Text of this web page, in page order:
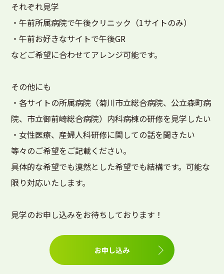
それぞれ見学
・午前所属病院で午後クリニック（1サイトのみ）
・午前お好きなサイトで午後GR
などご希望に合わせてアレンジ可能です。
その他にも
・各サイトの所属病院（菊川市立総合病院、公立森町病
院、市立御前崎総合病院）内科病棟の研修を見学したい
・女性医療、産婦人科研修に関しての話を聞きたい
等々のご希望をご記載ください。
具体的な希望でも漠然とした希望でも結構です。可能な
限り対応いたします。
見学のお申し込みをお待ちしております！
お申し込み